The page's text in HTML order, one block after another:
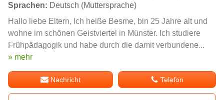
Sprachen: Deutsch (Muttersprache)
Hallo liebe Eltern, Ich heiße Besme, bin 25 Jahre alt und
wohne im schönen Geistviertel in Münster. Ich studiere
Frühpädagogik und habe durch die damit verbundene...
» mehr
Nachricht Telefon